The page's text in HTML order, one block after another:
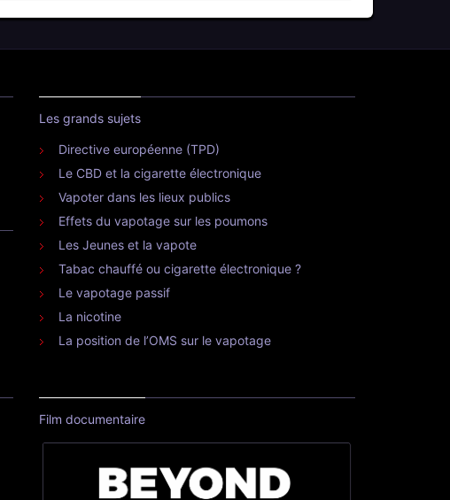
Les grands sujets
Directive européenne (TPD)
Le CBD et la cigarette électronique
Vapoter dans les lieux publics
Effets du vapotage sur les poumons
Les Jeunes et la vapote
Tabac chauffé ou cigarette électronique ?
Le vapotage passif
La nicotine
La position de l’OMS sur le vapotage
Film documentaire